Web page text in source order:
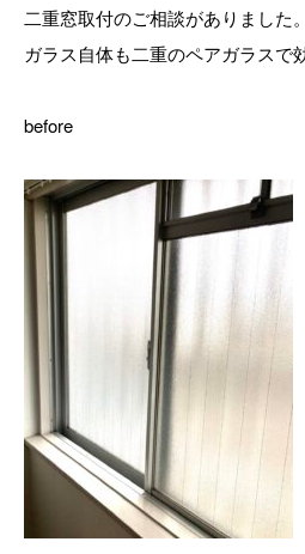
二重窓取付のご相談がありました。
ガラス自体も二重のペアガラスで
before